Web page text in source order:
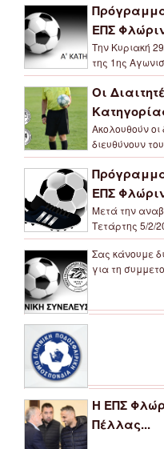
ΕΠΣ
Την Κυριακή
της 1ης
Οι
Ακολουθούν οι
διευθύνουν
ΕΠΣ
Μετά την
Τετάρτης 5/2/
Σας κάνουμε
για τη
Η ΕΠΣ
Πέλλας...